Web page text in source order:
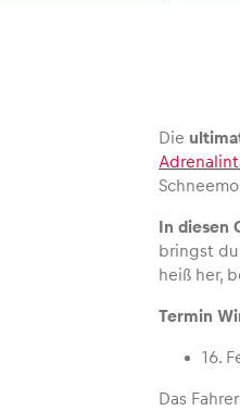
Die
In diesen
bringst du
heiß her,
Termin
16.
Das